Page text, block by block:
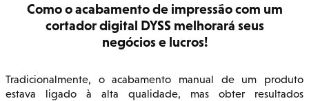
Como o acabamento de impressão com um
cortador digital DYSS melhorará seus
negócios e lucros!
Tradicionalmente, o acabamento manual de um produto
estava ligado à alta qualidade, mas obter resultados